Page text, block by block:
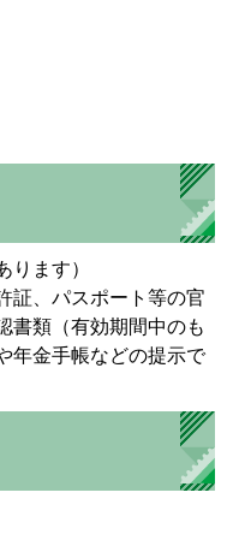
ります）
証、パスポート等の官
書類（有効期間中のも
年金手帳などの提示で